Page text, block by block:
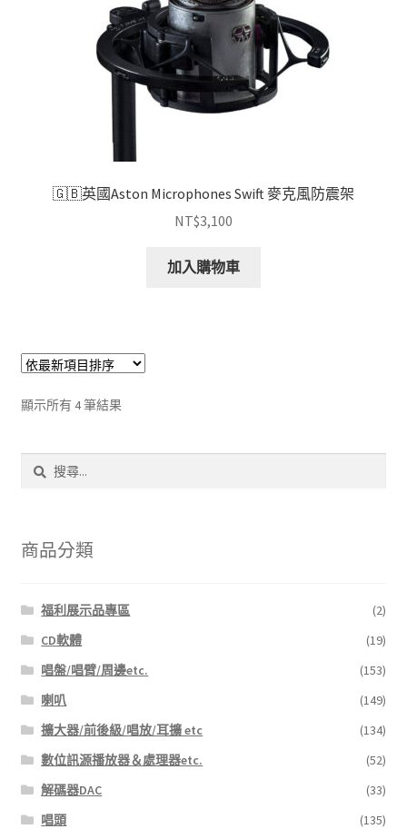
🇬🇧英國Aston Microphones Swift 麥克風防震架
NT$3,100
加入購物車
顯示所有 4 筆結果依
字:
商品分類
福利展示品專區
(2)
CD軟體
(19)
唱盤/唱臂/周邊etc.
(153)
喇叭
(149)
擴大器/前後級/唱放/耳擴 etc
(134)
數位訊源播放器＆處理器etc.
(52)
解碼器DAC
(33)
唱頭
(135)